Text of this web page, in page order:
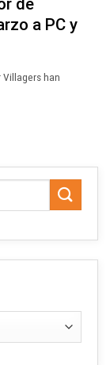
a PC y
Villagers han